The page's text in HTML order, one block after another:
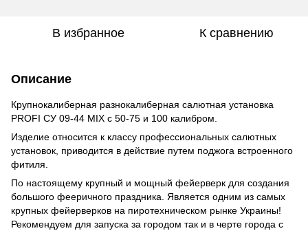
В избранное К сравнению
Описание
Крупнокалиберная разнокалиберная салютная установка
PROFI СУ 09-44 MIX с 50-75 и 100 калибром.
Изделие относится к классу профессиональных салютных
установок, приводится в действие путем поджога встроенного
фитиля.
По настоящему крупный и мощный фейерверк для создания
большого фееричного праздника. Является одним из самых
крупных фейерверков на пиротехническом рынке Украины!
Рекомендуем для запуска за городом так и в черте города с